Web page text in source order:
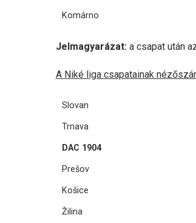
Komárno
Jelmagyarázat: a csapat után
A Niké liga csapatainak
Slovan
Trnava
DAC 1904
Prešov
Košice
Žilina